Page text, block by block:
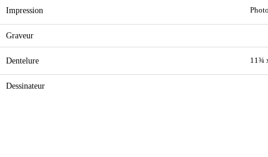
Impression
Graveur
Dentelure 11¾
Dessinateur